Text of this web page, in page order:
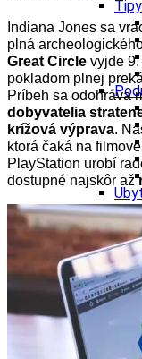
Tipy
Indiana Jones sa
plná
Great Circle vyjde
pokladom plnej
Príbeh sa odohráva
dobyvatelia
krížová výprava.
ktorá čaká na
PlayStation urobí
dostupné najskôr až